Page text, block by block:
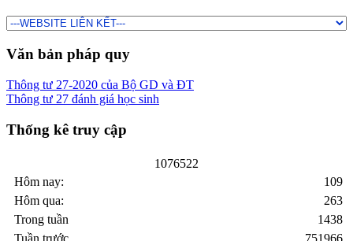
Văn bản pháp quy
Thông tư 27-2020 của Bộ GD và ĐT
Thông tư 27 đánh giá học sinh
Thống kê truy cập
1076522
Hôm nay:
Hôm qua:
Trong tuần
109
263
1438